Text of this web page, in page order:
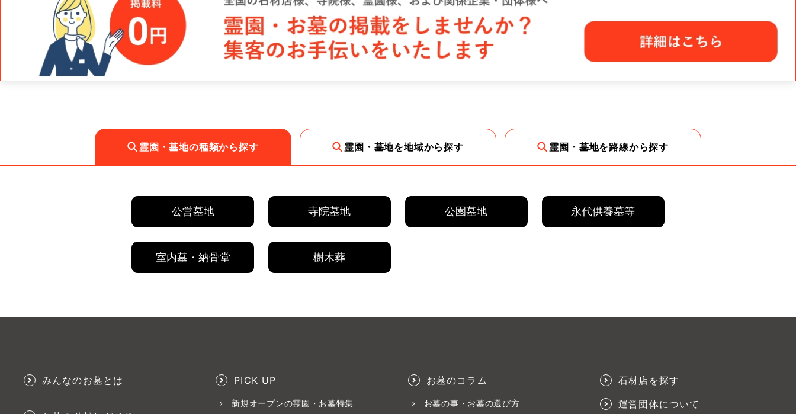
霊園・墓地の種類から探す 霊園・墓地を地域から探す 霊園・墓地を路線から探す
公営墓地 寺院墓地 公園墓地 永代供養墓等
室内墓・納骨堂 樹木葬
みんなのお墓とは PICK UP
新規オープンの霊園・お墓特集
お墓のコラム
お墓の事・お墓の選び方
石材店を探す
運営団体について